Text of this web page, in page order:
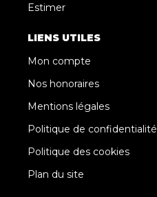
Estimer
LIENS UTILES
Mon compte
Nos honoraires
Mentions légales
Politique de confidentialité
Politique des cookies
Plan du site